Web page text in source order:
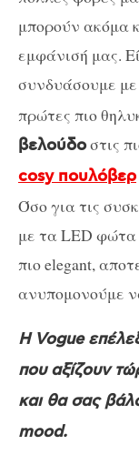
μπορούν ακόμα
εμφάνισή μας.
συνδυάσουμε με
πρώτες πιο
βελούδοστις
cosy πουλόβερ
Όσο για τις
με τα LED φώτα
πιο elegant,
ανυπομονούμε
Η Vogue
που αξίζουν
και θα σας
mood.